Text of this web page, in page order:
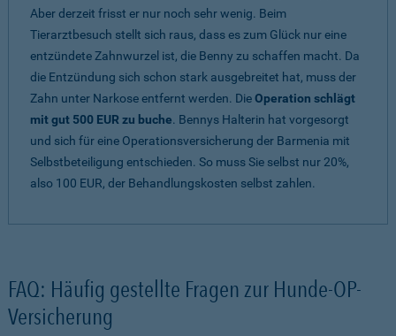
Aber derzeit frisst er nur noch sehr wenig. Beim
Tierarztbesuch stellt sich raus, dass es zum Glück nur eine
entzündete Zahnwurzel ist, die Benny zu schaffen macht. Da
die Entzündung sich schon stark ausgebreitet hat, muss der
Zahn unter Narkose entfernt werden. DieOperation schlägt
mit gut 500 EUR zu buche. Bennys Halterin hat vorgesorgt
und sich für eine Operationsversicherung der Barmenia mit
Selbstbeteiligung entschieden. So muss Sie selbst nur 20%,
also 100 EUR, der Behandlungskosten selbst zahlen.
FAQ: Häufig gestellte Fragen zur Hunde-OP-
Versicherung